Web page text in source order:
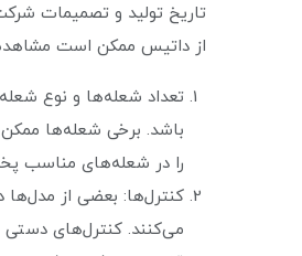
تاریخ تولید و تصمیمات
از داتیس ممکن است
تعداد شعله‌ها و نوع
باشد. برخی شعله‌ها
را در شعله‌های مناسب
کنترل‌ها: بعضی از مدل‌ها
می‌کنند. کنترل‌های دستی